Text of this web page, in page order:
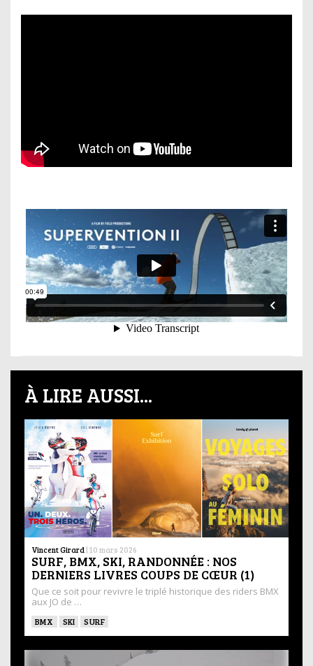
À LIRE AUSSI...
Vincent Girard | 10 mars 2026
SURF, BMX, SKI, RANDONNÉE : NOS
DERNIERS LIVRES COUPS DE CŒUR (1)
Que ce soit pour revivre le triplé historique des riders BMX
aux JO de …
BMX SKI SURF